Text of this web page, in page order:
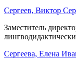
Сергеев, Виктор
Заместитель
Сергеева, Елена